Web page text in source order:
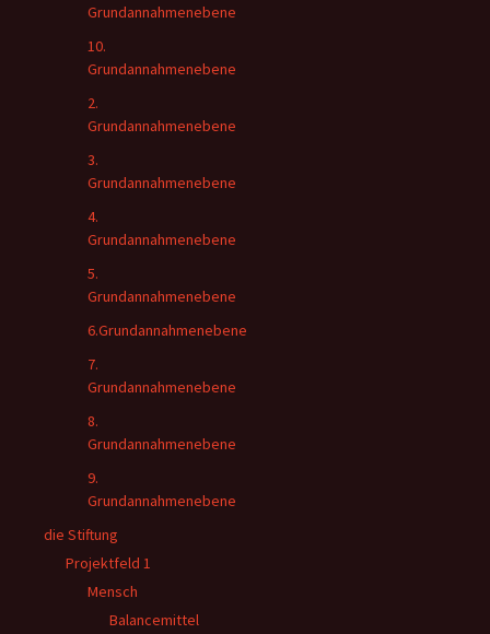
Grundannahmenebene
10.
Grundannahmenebene
2.
Grundannahmenebene
3.
Grundannahmenebene
4.
Grundannahmenebene
5.
Grundannahmenebene
6.Grundannahmenebene
7.
Grundannahmenebene
8.
Grundannahmenebene
9.
Grundannahmenebene
die Stiftung
Projektfeld 1
Mensch
Balancemittel